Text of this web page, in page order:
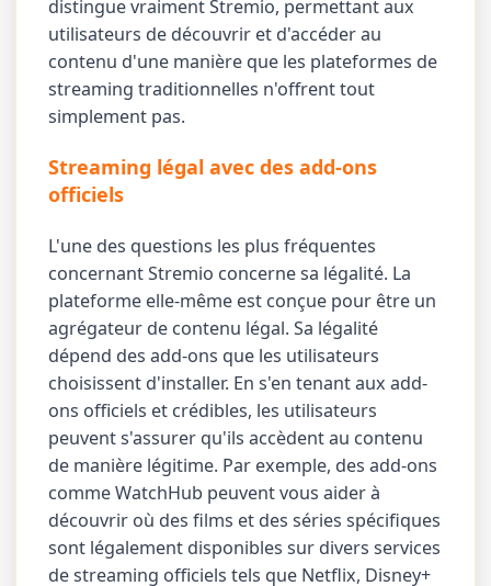
distingue vraiment Stremio, permettant aux
utilisateurs de découvrir et d'accéder au
contenu d'une manière que les plateformes de
streaming traditionnelles n'offrent tout
simplement pas.
Streaming légal avec des add-ons
officiels
L'une des questions les plus fréquentes
concernant Stremio concerne sa légalité. La
plateforme elle-même est conçue pour être un
agrégateur de contenu légal. Sa légalité
dépend des add-ons que les utilisateurs
choisissent d'installer. En s'en tenant aux add-
ons officiels et crédibles, les utilisateurs
peuvent s'assurer qu'ils accèdent au contenu
de manière légitime. Par exemple, des add-ons
comme WatchHub peuvent vous aider à
découvrir où des films et des séries spécifiques
sont légalement disponibles sur divers services
de streaming officiels tels que Netflix, Disney+